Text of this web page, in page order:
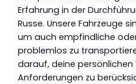
Erfahrung in der
Russe. Unsere Fahrzeuge
um auch empfindliche
problemlos zu
darauf, deine persönlichen
Anforderungen zu